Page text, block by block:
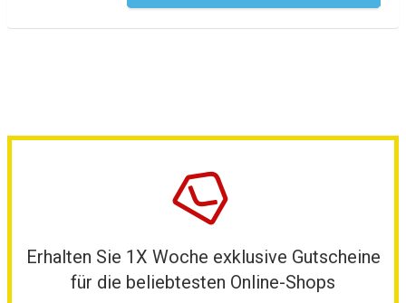
Erhalten Sie 1X Woche exklusive Gutscheine
für die beliebtesten Online-Shops